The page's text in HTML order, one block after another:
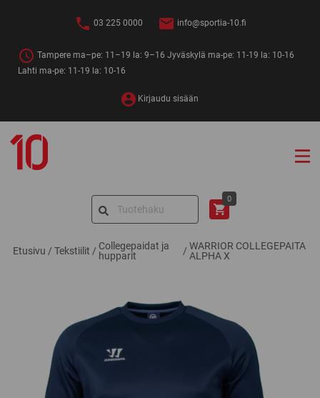
03 225 0000 info@sportia-10.fi
Tampere ma–pe: 11–19 la: 9–16 Jyväskylä ma-pe: 11-19 la: 10-16
Lahti ma-pe: 11-19 la: 10-16
Kirjaudu sisään
10
Search
0
Etusivu / Tekstiilit / Collegepaidat ja
hupparit
/ WARRIOR COLLEGEPAITA
ALPHA X